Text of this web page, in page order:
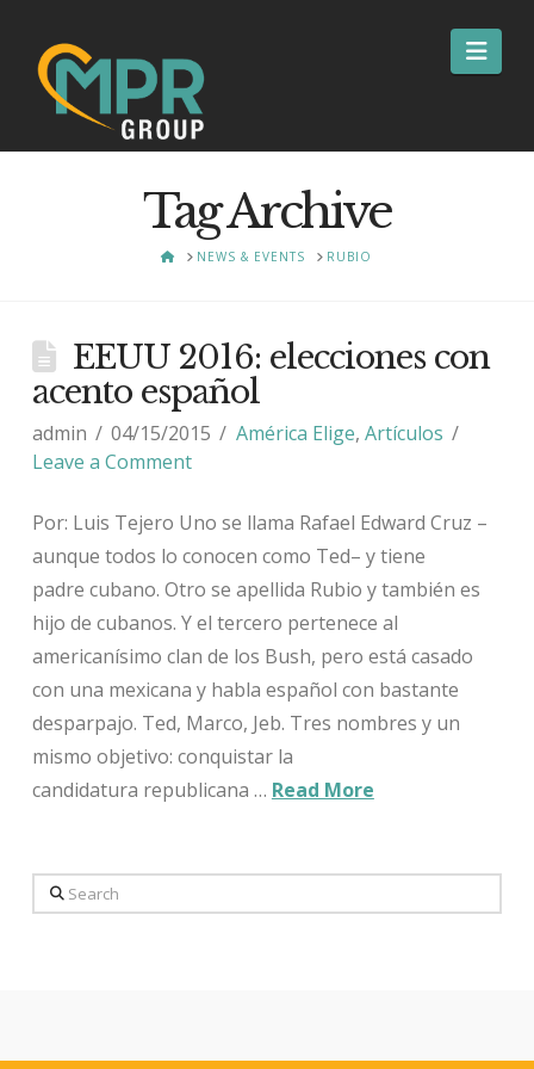
Tag Archive
HOMENEWS & EVENTS RUBIO
EEUU 2016: elecciones con
acento español
admin 04/15/2015 América Elige, Artículos
Leave a Comment
Por: Luis Tejero Uno se llama Rafael Edward Cruz –
aunque todos lo conocen como Ted– y tiene
padre cubano. Otro se apellida Rubio y también es
hijo de cubanos. Y el tercero pertenece al
americanísimo clan de los Bush, pero está casado
con una mexicana y habla español con bastante
desparpajo. Ted, Marco, Jeb. Tres nombres y un
mismo objetivo: conquistar la
candidatura republicana … Read More
Search